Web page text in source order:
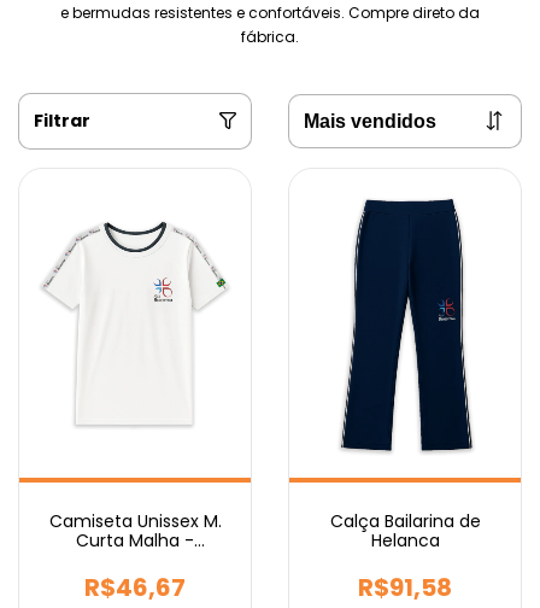
e bermudas resistentes e confortáveis. Compre direto da
fábrica.
Filtrar
Camiseta Unissex M.
Curta Malha -
R$46,67
Calça Bailarina de
Helanca
R$91,58